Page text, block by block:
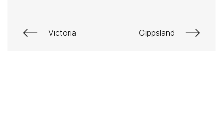
Victoria Gippsland